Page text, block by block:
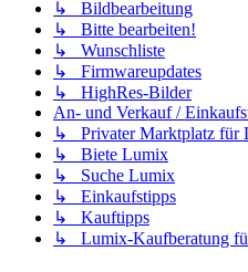
↳ Bildbearbeitung
↳ Bitte bearbeiten!
↳ Wunschliste
↳ Firmwareupdates
↳ HighRes-Bilder
An- und Verkauf /
↳ Privater Marktplatz für
↳ Biete Lumix
↳ Suche Lumix
↳ Einkaufstipps
↳ Kauftipps
↳ Lumix-Kaufberatung